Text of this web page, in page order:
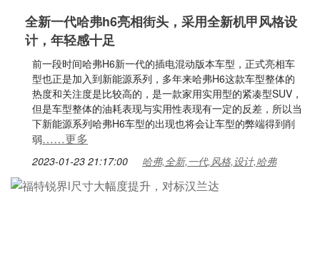
全新一代哈弗h6亮相街头，采用全新机甲风格设
计，年轻感十足
前一段时间哈弗H6新一代的插电混动版本车型，正式亮相车
型也正是加入到新能源系列，多年来哈弗H6这款车型整体的
热度和关注度是比较高的，是一款家用实用型的紧凑型SUV，
但是车型整体的油耗表现与实用性表现有一定的反差，所以当
下新能源系列哈弗H6车型的出现也将会让车型的弊端得到削
弱……更多
2023-01-23 21:17:00 哈弗,全新,一代,风格,设计,哈弗